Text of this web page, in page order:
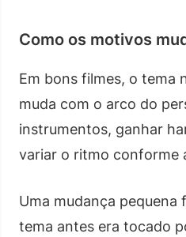
Como os motivos
Em bons filmes, o tema
muda com o arco do
instrumentos, ganhar
variar o ritmo conforme
Uma mudança pequena
tema antes era tocado